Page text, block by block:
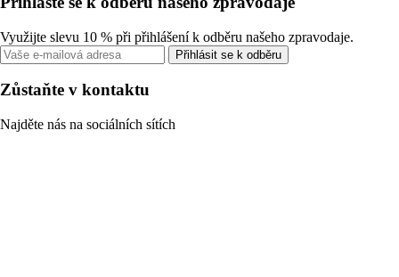
Využijte slevu 10 % při přihlášení k odběru našeho zpravodaje.
Přihlásit se k odběru
Zůstaňte v kontaktu
Najděte nás na sociálních sítích